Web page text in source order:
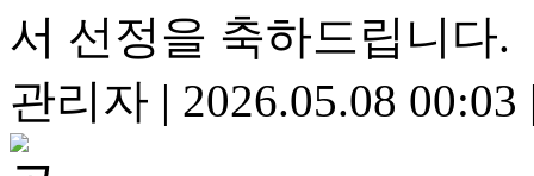
서 선정을 축하드립니다.
관리자 | 2026.05.08 00:03